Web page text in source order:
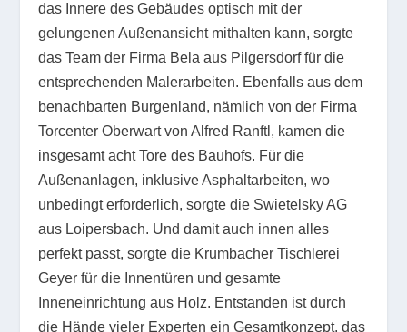
das Innere des Gebäudes optisch mit der
gelungenen Außenansicht mithalten kann, sorgte
das Team der Firma Bela aus Pilgersdorf für die
entsprechenden Malerarbeiten. Ebenfalls aus dem
benachbarten Burgenland, nämlich von der Firma
Torcenter Oberwart von Alfred Ranftl, kamen die
insgesamt acht Tore des Bauhofs. Für die
Außenanlagen, inklusive Asphaltarbeiten, wo
unbedingt erforderlich, sorgte die Swietelsky AG
aus Loipersbach. Und damit auch innen alles
perfekt passt, sorgte die Krumbacher Tischlerei
Geyer für die Innentüren und gesamte
Inneneinrichtung aus Holz. Entstanden ist durch
die Hände vieler Experten ein Gesamtkonzept, das